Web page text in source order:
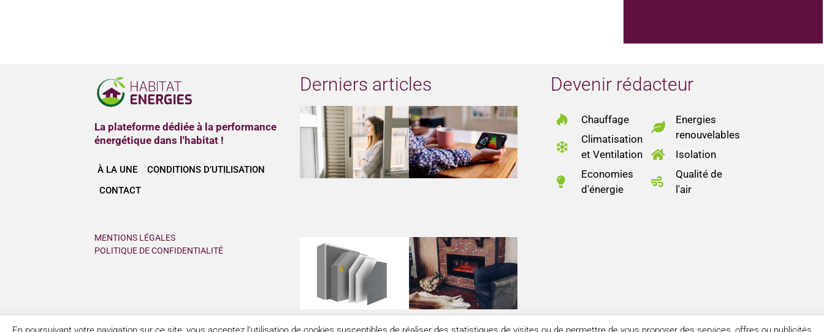
La plateforme dédiée à la performance
énergétique dans l'habitat !
À LA UNE
CONDITIONS D’UTILISATION
CONTACT
MENTIONS LÉGALES
POLITIQUE DE CONFIDENTIALITÉ
Derniers articles Devenir rédacteur
Chauffage
Climatisation
et Ventilation
Economies
d'énergie
Energies
renouvelables
Isolation
Qualité de
l'air